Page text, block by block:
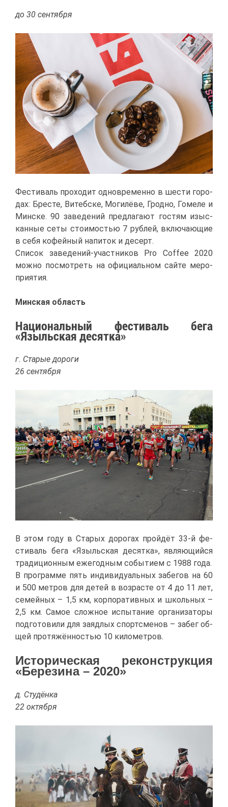
до 30 сен­тяб­ря
Фе­сти­валь про­хо­дит од­но­вре­мен­но в ше­сти го­ро­
дах: Бре­сте, Ви­теб­ске, Мо­ги­лё­ве, Грод­но, Го­ме­ле и
Мин­ске. 90 за­ве­де­ний пред­ла­га­ют го­стям изыс­
кан­ные се­ты сто­и­мо­стью 7 руб­лей, вклю­ча­ю­щие
в се­бя ко­фей­ный на­пи­ток и де­серт.
Спи­сок за­ве­де­ний-участ­ни­ков Pro Coffee 2020
мож­но по­смот­реть на офи­ци­аль­ном сай­те ме­ро­
при­я­тия.
Мин­ская об­ласть
На­ци­о­наль­ный фе­сти­валь бе­га
«Языль­ская де­сят­ка»
г. Ста­рые до­ро­ги
26 сен­тяб­ря
В этом го­ду в Ста­рых до­ро­гах прой­дёт 33-й фе­
сти­валь бе­га «Языль­ская де­сят­ка», яв­ля­ю­щий­ся
тра­ди­ци­он­ным еже­год­ным со­бы­ти­ем с 1988 го­да.
В про­грам­ме пять ин­ди­ви­ду­аль­ных за­бе­гов на 60
и 500 мет­ров для де­тей в воз­расте от 4 до 11 лет,
се­мей­ных – 1,5 км, кор­по­ра­тив­ных и школь­ных –
2,5 км. Са­мое слож­ное ис­пы­та­ние ор­га­ни­за­то­ры
под­го­то­ви­ли для за­яд­лых спортс­ме­нов – за­бег об­
щей про­тя­жён­но­стью 10 ки­ло­мет­ров.
Ис­то­ри­че­ская ре­кон­струк­ция
«Бе­ре­зи­на – 2020»
д. Сту­дён­ка
22 ок­тяб­ря